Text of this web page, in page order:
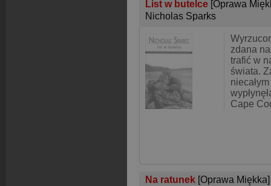
List w butelce [Oprawa
Nicholas Sparks
zdana
trafić w
świata.
Cape
Na ratunek [Oprawa Miękka]